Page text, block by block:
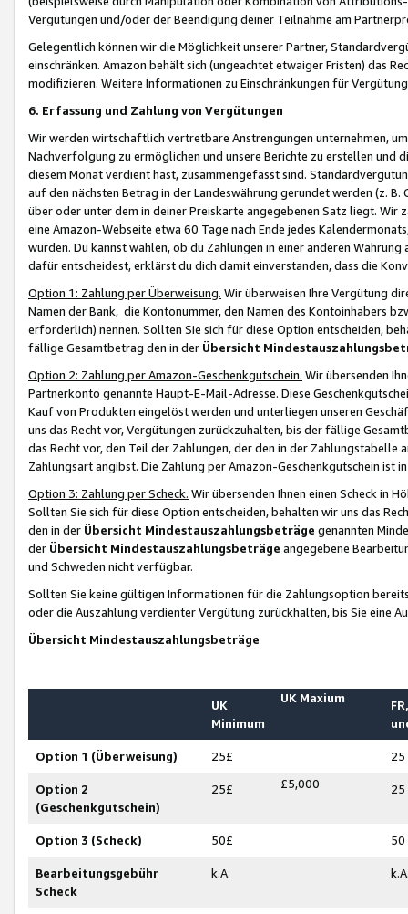
Vergütungen und/oder der Beendigung deiner Teilnahme am
Gelegentlich können wir die Möglichkeit unserer Partner,
einschränken. Amazon behält sich (ungeachtet etwaiger Fristen) das
modifizieren. Weitere Informationen zu Einschränkungen für
6. Erfassung und Zahlung von Vergütungen
Wir werden wirtschaftlich vertretbare Anstrengungen unternehmen,
Nachverfolgung zu ermöglichen und unsere Berichte zu erstellen und
diesem Monat verdient hast, zusammengefasst sind.
auf den nächsten Betrag in der Landeswährung gerundet werden (z.
über oder unter dem in deiner Preiskarte angegebenen Satz liegt.
eine Amazon-Webseite etwa 60 Tage nach Ende jedes
wurden. Du kannst wählen, ob du Zahlungen in einer anderen
dafür entscheidest, erklärst du dich damit einverstanden, dass die
Option 1: Zahlung per Überweisung. Wir überweisen Ihre Vergütung
Namen der Bank, die Kontonummer, den Namen des Kontoinhabers
erforderlich) nennen. Sollten Sie sich für diese Option entscheiden,
fällige Gesamtbetrag den in der Übersicht
Option 2: Zahlung per Amazon-Geschenkgutschein. Wir übersenden
Partnerkonto genannte Haupt-E-Mail-Adresse. Diese
Kauf von Produkten eingelöst werden und unterliegen unseren
uns das Recht vor, Vergütungen zurückzuhalten, bis der fällige
das Recht vor, den Teil der Zahlungen, der den in der
Zahlungsart angibst. Die Zahlung per Amazon-Geschenkgutschein ist
Option 3: Zahlung per Scheck. Wir übersenden Ihnen einen Scheck in
Sollten Sie sich für diese Option entscheiden, behalten wir uns das
den in der Übersicht Mindestauszahlungsbeträge genannten
der Übersicht Mindestauszahlungsbeträge angegebene
und Schweden nicht verfügbar.
Sollten Sie keine gültigen Informationen für die Zahlungsoption
oder die Auszahlung verdienter Vergütung zurückhalten, bis Sie
Übersicht Mindestauszahlungsbeträge
UK
Minimum
UK Maxium
Option 1 (Überweisung) 25£ 25
Option 2
(Geschenkgutschein)
25£ £5,000 25
Option 3 (Scheck) 50£ 50
Bearbeitungsgebühr
Scheck
k.A.